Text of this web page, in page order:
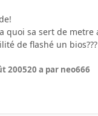
quoi sa sert de
de flashé un bios???
200520 a par neo666